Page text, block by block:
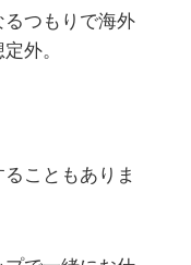
つもりで海外
外。
こともありま